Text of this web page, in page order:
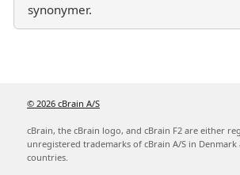
synonymer.
© 2026 cBrain A/S
cBrain, the cBrain logo, and cBrain F2 are either
unregistered trademarks of cBrain A/S in
countries.